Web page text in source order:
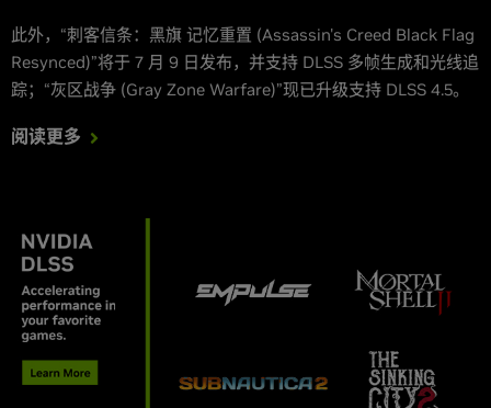
此外，“刺客信条：黑旗 记忆重置 (Assassin's Creed Black Flag
Resynced)”将于 7 月 9 日发布，并支持 DLSS 多帧生成和光线追
踪；“灰区战争 (Gray Zone Warfare)”现已升级支持 DLSS 4.5。
阅读更多